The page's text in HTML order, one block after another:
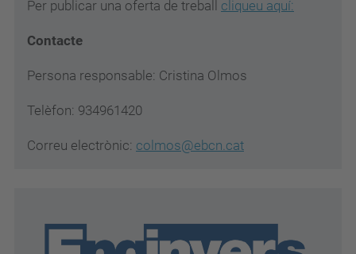
Per publicar una oferta de treball cliqueu aquí:
Contacte
Persona responsable: Cristina Olmos
Telèfon: 934961420
Correu electrònic: colmos@ebcn.cat